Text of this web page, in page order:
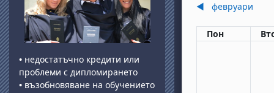
◀︎ февруари
Понеделник
Пон
• недостатъчно кредити или
проблеми с дипломирането
• възобновяване на обучението